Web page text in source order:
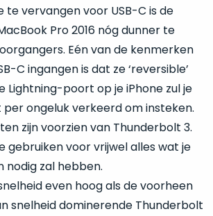
te vervangen voor USB-C is de
Pro 2016 nóg dunner te
Eén van de kenmerken
C ingangen is dat ze ‘reversible’
Lightning-poort op je iPhone zul je
ongeluk verkeerd om insteken.
zijn voorzien van Thunderbolt 3.
gebruiken voor vrijwel alles wat je
nodig zal hebben.
even hoog als de voorheen
snelheid dominerende Thunderbolt
tref